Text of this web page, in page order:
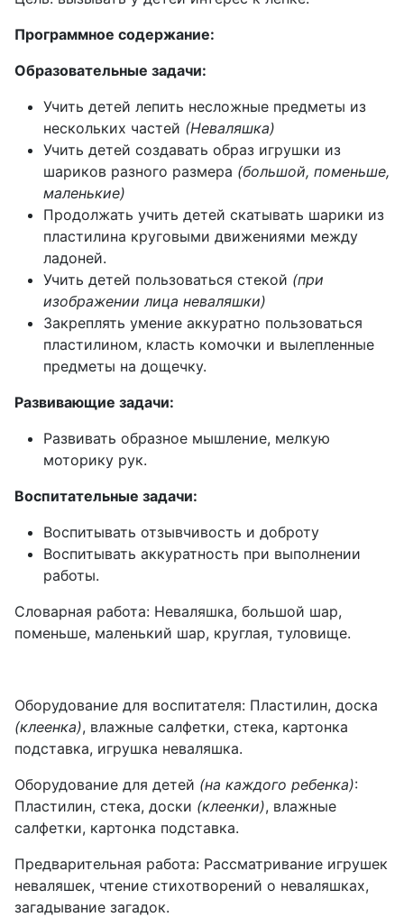
Программное содержание:
Образовательные задачи:
Учить детей лепить несложные предметы из
нескольких частей (Неваляшка)
Учить детей создавать образ игрушки из
шариков разного размера (большой, поменьше,
маленькие)
Продолжать учить детей скатывать шарики из
пластилина круговыми движениями между
ладоней.
Учить детей пользоваться стекой (при
изображении лица неваляшки)
Закреплять умение аккуратно пользоваться
пластилином, класть комочки и вылепленные
предметы на дощечку.
Развивающие задачи:
Развивать образное мышление, мелкую
моторику рук.
Воспитательные задачи:
Воспитывать отзывчивость и доброту
Воспитывать аккуратность при выполнении
работы.
Словарная работа: Неваляшка, большой шар,
поменьше, маленький шар, круглая, туловище.
Оборудование для воспитателя: Пластилин, доска
(клеенка), влажные салфетки, стека, картонка
подставка, игрушка неваляшка.
Оборудование для детей (на каждого ребенка):
Пластилин, стека, доски (клеенки), влажные
салфетки, картонка подставка.
Предварительная работа: Рассматривание игрушек
неваляшек, чтение стихотворений о неваляшках,
загадывание загадок.